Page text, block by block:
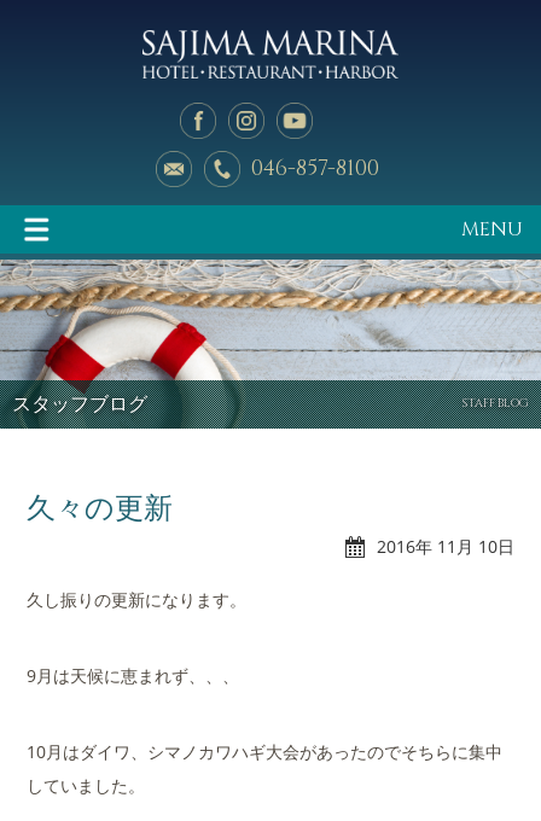
046-857-8100
MENU
イベント情報 マリーナのご案内
釣り天狗
れんたぼー
STAFF BLOG
スタッフブログ
久々の更新
2016年 11月 10日
久し振りの更新になります。
9月は天候に恵まれず、、、
10月はダイワ、シマノカワハギ大会があったのでそちらに集中
していました。